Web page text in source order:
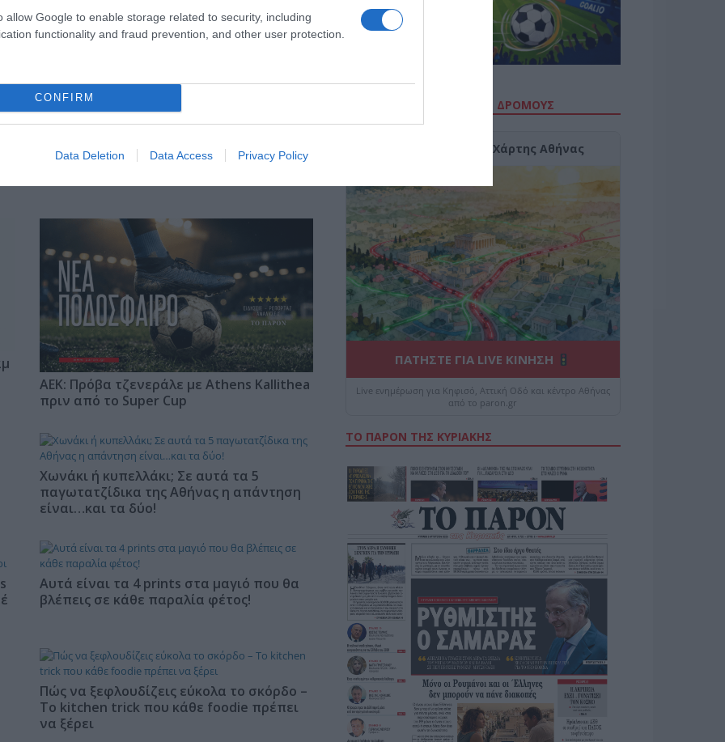
allow Google to enable storage related to security, including
functionality and fraud prevention, and other user protection.
CONFIRM
Data Deletion Data Access Privacy Policy
ΑΕΚ: Πρόβα τζενεράλε με Athens Kallithea
πριν από το Super Cup
Χωνάκι ή κυπελλάκι; Σε αυτά τα 5
παγωτατζίδικα της Αθήνας η απάντηση
είναι…και τα δύο!
Αυτά είναι τα 4 prints στα μαγιό που θα
βλέπεις σε κάθε παραλία φέτος!
Πώς να ξεφλουδίζεις εύκολα το σκόρδο –
Το kitchen trick που κάθε foodie πρέπει
να ξέρει
ΔΕΙΤΕ ΤΗΝ ΚΙΝΗΣΗ ΣΤΟΥΣ ΔΡΌΜΟΥΣ
Κίνηση Τώρα: Live Χάρτης Αθήνας
ΠΑΤΗΣΤΕ ΓΙΑ LIVE ΚΙΝΗΣΗ
Live ενημέρωση για Κηφισό, Αττική Οδό και κέντρο Αθήνας
από το paron.gr
ΤΟ ΠΑΡΟΝ ΤΗΣ ΚΥΡΙΑΚΗΣ